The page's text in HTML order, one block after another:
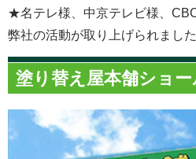
★名テレ様、中京テレビ様、
弊社の活動が取り上げられました
塗り替え屋本舗ショ